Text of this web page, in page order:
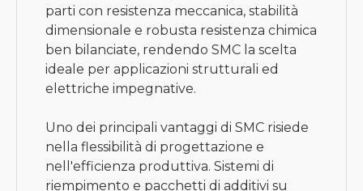
parti con resistenza meccanica, stabilità
dimensionale e robusta resistenza chimica
ben bilanciate, rendendo SMC la scelta
ideale per applicazioni strutturali ed
elettriche impegnative.
Uno dei principali vantaggi di SMC risiede
nella flessibilità di progettazione e
nell'efficienza produttiva. Sistemi di
riempimento e pacchetti di additivi su